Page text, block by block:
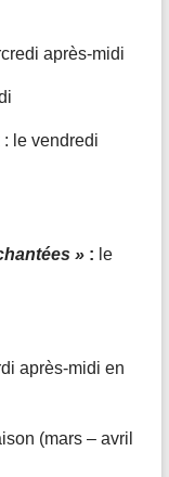
après-midi
: le vendredi
»: le
après-midi en
(mars – avril